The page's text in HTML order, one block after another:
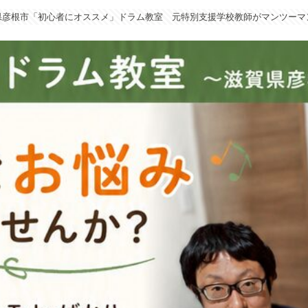
彦根市「初心者にオススメ」ドラム教室 元特別支援学校教師がマンツーマ